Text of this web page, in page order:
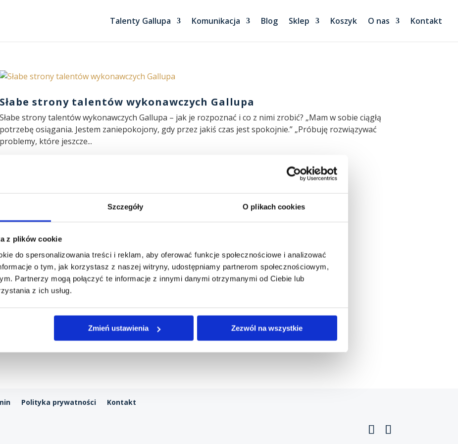
Szczegóły O plikach cookies
z plików cookie
do spersonalizowania treści i reklam, aby oferować funkcje społecznościowe i analizować
o tym, jak korzystasz z naszej witryny, udostępniamy partnerom społecznościowym,
Partnerzy mogą połączyć te informacje z innymi danymi otrzymanymi od Ciebie lub
z ich usług.
Zmień ustawienia Zezwól na wszystkie
Talenty Gallupa Komunikacja Blog Sklep Koszyk O nas Kontakt
Słabe strony talentów wykonawczych Gallupa
Słabe strony talentów wykonawczych Gallupa – jak je rozpoznać i co z nimi zrobić? „Mam w sobie ciągłą
potrzebę osiągania. Jestem zaniepokojony, gdy przez jakiś czas jest spokojnie.” „Próbuję rozwiązywać
problemy, które jeszcze...
Polityka prywatności Kontakt